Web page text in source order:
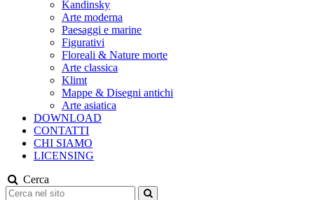
Kandinsky
Arte moderna
Paesaggi e marine
Figurativi
Floreali & Nature morte
Arte classica
Klimt
Mappe & Disegni antichi
Arte asiatica
DOWNLOAD
CONTATTI
CHI SIAMO
LICENSING
Cerca